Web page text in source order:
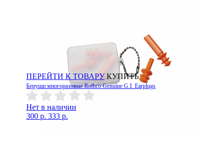
ПЕРЕЙТИ К ТОВАРУ КУПИТЬ
Беруши многоразовые Rothco Genuine G.I. Earplugs
Нет в наличии
300 р. 333 р.